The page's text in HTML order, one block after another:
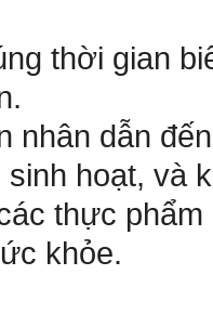
thời gian
nhân dẫn
sinh hoạt, và
thực
khỏe.